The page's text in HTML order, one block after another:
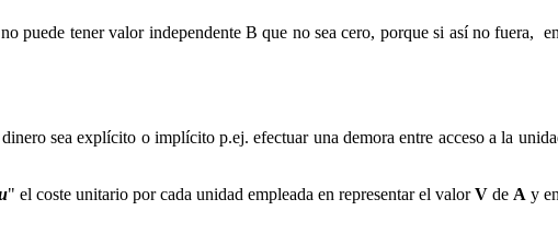
puede tener valor independente B que no sea cero, porque si así no fuera,
sea explícito o implícito p.ej. efectuar una demora entre acceso a la
" el coste unitario por cada unidad empleada en representar el valorV de A y